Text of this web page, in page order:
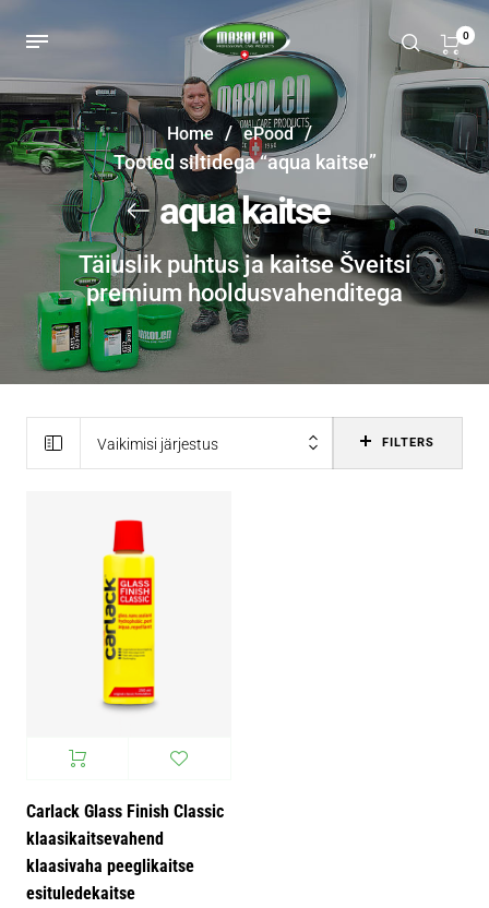
0
Home / ePood /
Tooted siltidega “aqua kaitse”
aqua kaitse
Täiuslik puhtus ja kaitse Šveitsi
premium hooldusvahenditega
Vaikimisi järjestus FILTERS
Carlack Glass Finish Classic
klaasikaitsevahend
klaasivaha peeglikaitse
esituledekaitse